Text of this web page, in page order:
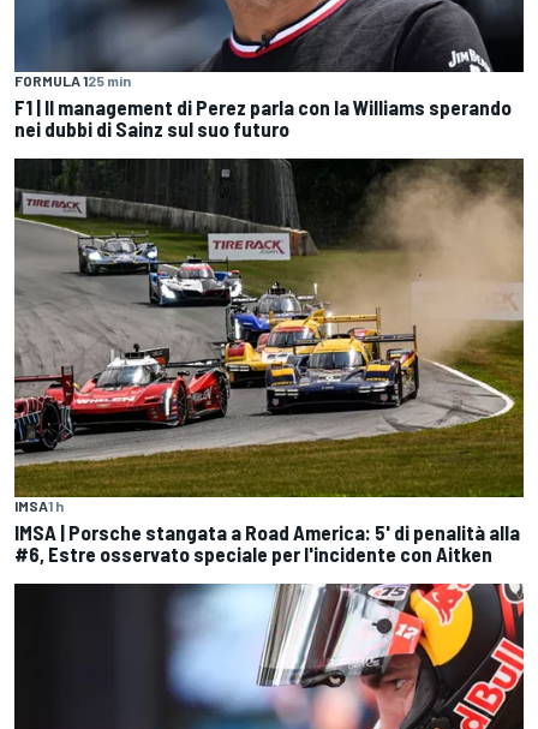
FORMULA 125 min
F1 | Il management di Perez parla con la Williams sperando
nei dubbi di Sainz sul suo futuro
IMSA1 h
IMSA | Porsche stangata a Road America: 5' di penalità alla
#6, Estre osservato speciale per l'incidente con Aitken